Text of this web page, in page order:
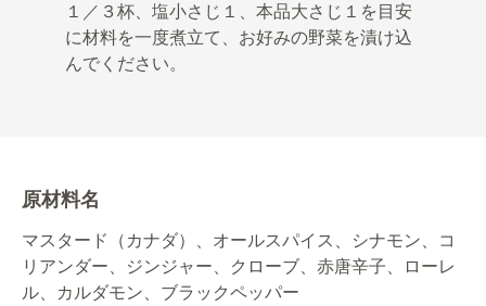
１／３杯、塩小さじ１、本品大さじ１を目安
に材料を一度煮立て、お好みの野菜を漬け込
んでください。
原材料名
マスタード（カナダ）、オールスパイス、シナモン、コ
リアンダー、ジンジャー、クローブ、赤唐辛子、ローレ
ル、カルダモン、ブラックペッパー